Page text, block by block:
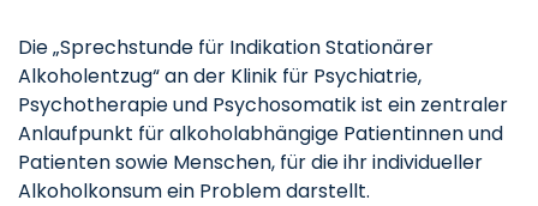
Die „Sprechstunde für Indikation Stationärer
Alkoholentzug“ an der Klinik für Psychiatrie,
Psychotherapie und Psychosomatik ist ein zentraler
Anlaufpunkt für alkoholabhängige Patientinnen und
Patienten sowie Menschen, für die ihr individueller
Alkoholkonsum ein Problem darstellt.